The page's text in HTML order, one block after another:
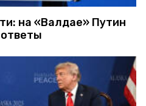
на «Валдае» Путин